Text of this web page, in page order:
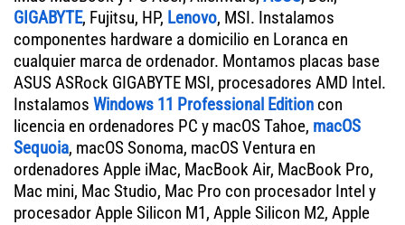
GIGABYTE, Fujitsu, HP, Lenovo, MSI. Instalamos
componentes hardware a domicilio en Loranca en
cualquier marca de ordenador. Montamos placas base
ASUS ASRock GIGABYTE MSI, procesadores AMD Intel.
Instalamos Windows 11 Professional Edition con
licencia en ordenadores PC y macOS Tahoe, macOS
Sequoia, macOS Sonoma, macOS Ventura en
ordenadores Apple iMac, MacBook Air, MacBook Pro,
Mac mini, Mac Studio, Mac Pro con procesador Intel y
procesador Apple Silicon M1, Apple Silicon M2, Apple